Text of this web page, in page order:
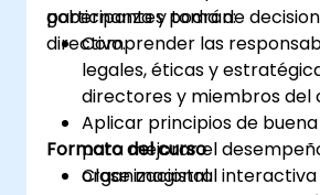
gobernanza y toma de
directivo.
participantes podrán:
Comprender las
legales, éticas y
directores y miembros del
Aplicar principios de
para mejorar el
organizacional.
Formato del curso
Clase magistral interactiva